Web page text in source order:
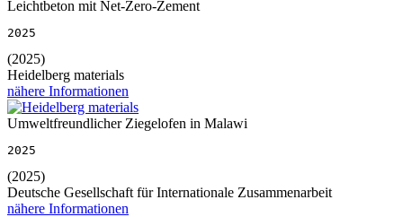
Leichtbeton mit Net-Zero-Zement
2025
(2025)
Heidelberg materials
nähere Informationen
Umweltfreundlicher Ziegelofen in Malawi
2025
(2025)
Deutsche Gesellschaft für Internationale Zusammenarbeit
nähere Informationen